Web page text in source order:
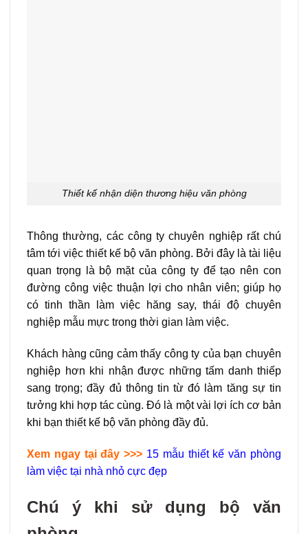
Thiết kế nhận diện thương hiệu văn phòng
Thông thường, các công ty chuyên nghiệp rất chú
tâm tới việc thiết kế bộ văn phòng. Bởi đây là tài liệu
quan trọng là bộ mặt của công ty để tạo nên con
đường công việc thuận lợi cho nhân viên; giúp họ
có tinh thần làm việc hăng say, thái độ chuyên
nghiệp mẫu mực trong thời gian làm việc.
Khách hàng cũng cảm thấy công ty của bạn chuyên
nghiệp hơn khi nhận được những tấm danh thiếp
sang trọng; đầy đủ thông tin từ đó làm tăng sự tin
tưởng khi hợp tác cùng. Đó là một vài lợi ích cơ bản
khi bạn thiết kế bộ văn phòng đầy đủ.
Xem ngay tại đây >>> 15 mẫu thiết kế văn phòng
làm việc tại nhà nhỏ cực đẹp
Chú ý khi sử dụng bộ văn